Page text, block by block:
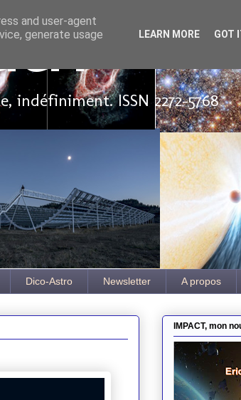
ISSN 2272-5768
Dico-Astro Newsletter A propos
IMPACT, mon
and user-agent
generate usage
LEARN MORE GOT